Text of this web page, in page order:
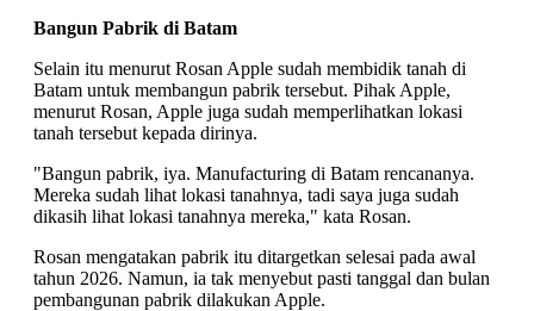
Bangun Pabrik di Batam
Selain itu menurut Rosan Apple sudah membidik tanah di
Batam untuk membangun pabrik tersebut. Pihak Apple,
menurut Rosan, Apple juga sudah memperlihatkan lokasi
tanah tersebut kepada dirinya.
"Bangun pabrik, iya. Manufacturing di Batam rencananya.
Mereka sudah lihat lokasi tanahnya, tadi saya juga sudah
dikasih lihat lokasi tanahnya mereka," kata Rosan.
Rosan mengatakan pabrik itu ditargetkan selesai pada awal
tahun 2026. Namun, ia tak menyebut pasti tanggal dan bulan
pembangunan pabrik dilakukan Apple.